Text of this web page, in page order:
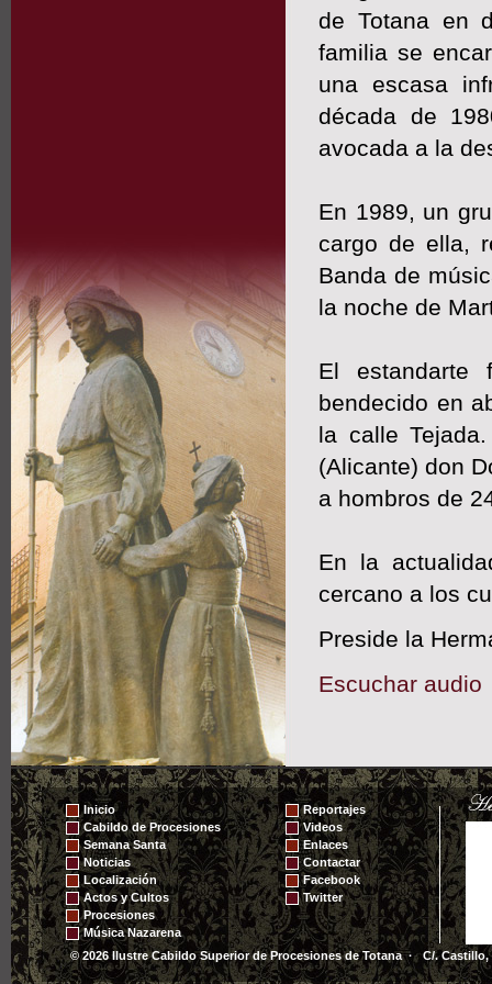
de Totana en
familia se
una escasa
década de
avocada a la
En 1989, un
cargo de ella,
Banda de
la noche de
El estandarte
bendecido en
la calle
(Alicante) don
a hombros de
En la
cercano a los
Preside la
Escuchar audio
Inicio
Cabildo de Procesiones
Semana Santa
Noticias
Localización
Actos y Cultos
Procesiones
Música Nazarena
Reportajes
Videos
Enlaces
Contactar
Facebook
Twitter
© 2026 Ilustre Cabildo Superior de Procesiones de Totana · C/. Castillo,